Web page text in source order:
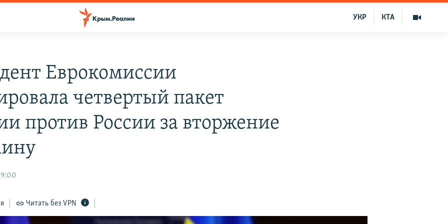
КТА
УКР
Еврокомиссии
четвертый пакет
против России за вторжение
Читать без VPN